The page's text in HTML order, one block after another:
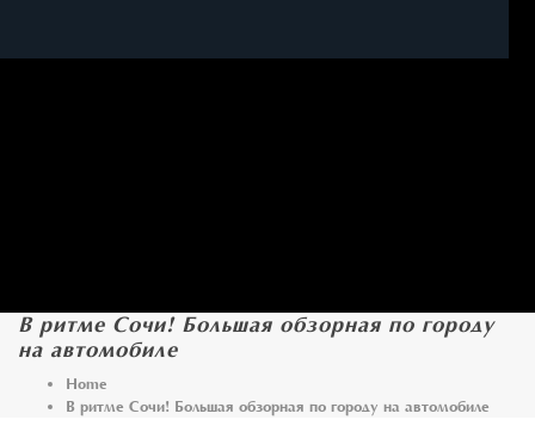
В ритме Сочи! Большая обзорная по городу
на автомобиле
Home
В ритме Сочи! Большая обзорная по городу на автомобиле